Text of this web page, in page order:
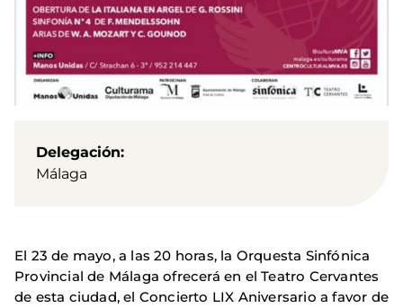
Delegación
Málaga
El 23 de mayo, a las 20 horas, la Orquesta Sinfónica
Provincial de Málaga ofrecerá en el Teatro Cervantes
de esta ciudad, el Concierto LIX Aniversario a favor de